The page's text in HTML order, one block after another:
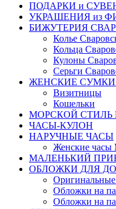
ПОДАРКИ и
УКРАШЕНИЯ из
БИЖУТЕРИЯ
Колье
Кольца
Кулоны
Серьги
ЖЕНСКИЕ
Визитницы
Кошельки
МОРСКОЙ СТИЛЬ
ЧАСЫ-КУЛОН
НАРУЧНЫЕ ЧАСЫ
Женские часы
МАЛЕНЬКИЙ
ОБЛОЖКИ ДЛЯ
Обложки на
Обложки на